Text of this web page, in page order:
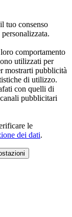
tuo consenso
comportamento
utilizzati per
mostrarti pubblicità
di utilizzo.
con quelli di
pubblicitari
le
dei dati.